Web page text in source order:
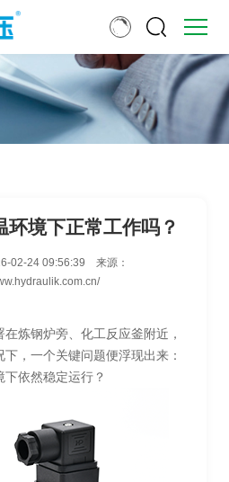
环境下正常工作吗？
02-24 09:56:39
来源：
炼钢炉旁、化工反应釜附近，
，一个关键问题便浮现出来：
依然稳定运行？